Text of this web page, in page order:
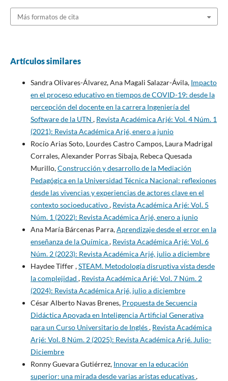
Más formatos de cita
Artículos similares
Sandra Olivares-Álvarez, Ana Magali Salazar-Ávila, Impacto
en el proceso educativo en tiempos de COVID-19: desde la
percepción del docente en la carrera Ingeniería del
Software de la UTN , Revista Académica Arjé: Vol. 4 Núm. 1
(2021): Revista Académica Arjé, enero a junio
Rocío Arias Soto, Lourdes Castro Campos, Laura Madrigal
Corrales, Alexander Porras Sibaja, Rebeca Quesada
Murillo,Construcción y desarrollo de la Mediación
Pedagógica en la Universidad Técnica Nacional: reflexiones
desde las vivencias y experiencias de actores clave en el
contexto socioeducativo, Revista Académica Arjé: Vol. 5
Núm. 1 (2022): Revista Académica Arjé, enero a junio
Ana María Bárcenas Parra,Aprendizaje desde el error en la
enseñanza de la Química, Revista Académica Arjé: Vol. 6
Núm. 2 (2023): Revista Académica Arjé, julio a diciembre
Haydee Tiffer ,STEAM. Metodología disruptiva vista desde
la complejidad , Revista Académica Arjé: Vol. 7 Núm. 2
(2024): Revista Académica Arjé, julio a diciembre
César Alberto Navas Brenes, Propuesta de Secuencia
Didáctica Apoyada en Inteligencia Artificial Generativa
para un Curso Universitario de Inglés, Revista Académica
Arjé: Vol. 8 Núm. 2 (2025): Revista Académica Arjé. Julio-
Diciembre
Ronny Guevara Gutiérrez, Innovar en la educación
superior: una mirada desde varias aristas educativas,